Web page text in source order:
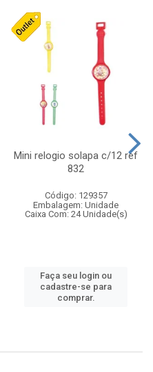
Mini relogio solapa c/12 ref
832
Código: 129357
Embalagem: Unidade
Caixa Com: 24 Unidade(s)
Faça seu login ou
cadastre-se para
comprar.